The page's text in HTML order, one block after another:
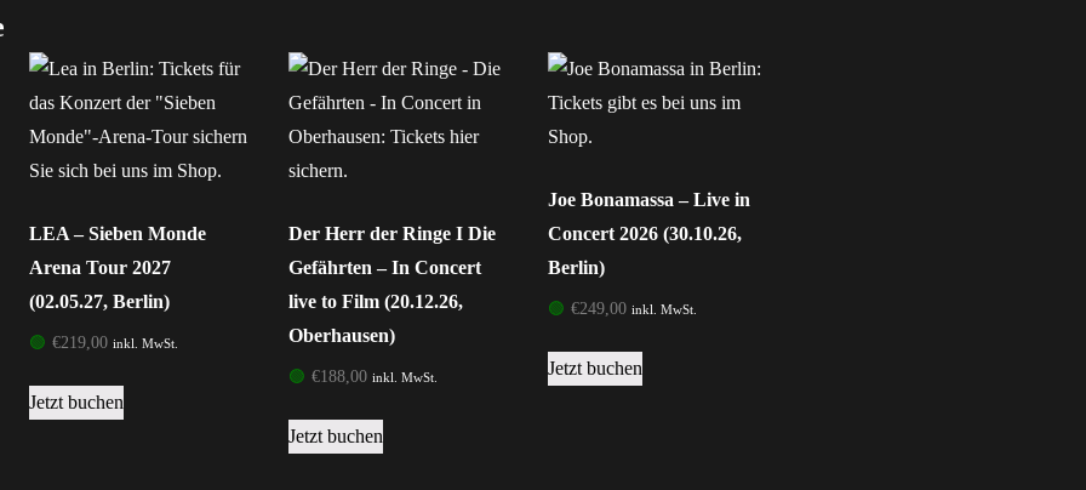
LEA – Sieben Monde
Arena Tour 2027
(02.05.27, Berlin)
🟢 €219,00 inkl. MwSt.
Jetzt buchen
Der Herr der Ringe I Die
Gefährten – In Concert
live to Film (20.12.26,
Oberhausen)
🟢 €188,00 inkl. MwSt.
Jetzt buchen
Joe Bonamassa – Live in
Concert 2026 (30.10.26,
Berlin)
🟢 €249,00 inkl. MwSt.
Jetzt buchen